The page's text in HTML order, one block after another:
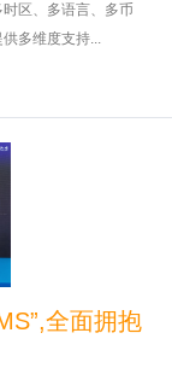
区、多语言、多币
多维度支持...
全面拥抱